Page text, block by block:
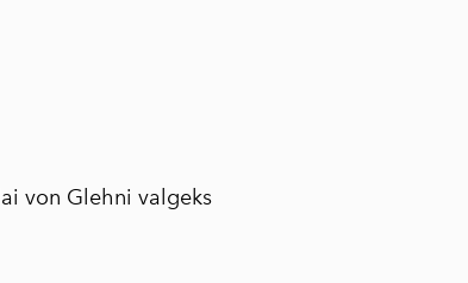
von Glehni valgeks